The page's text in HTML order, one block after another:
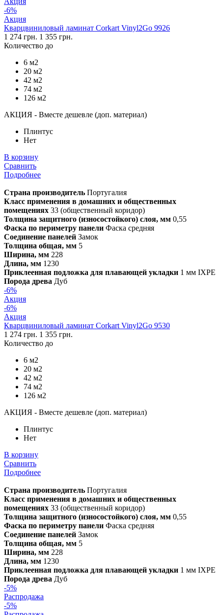
-6%
Акция
Кварцвиниловый ламинат Corkart Vinyl2Go 9926
1 274 грн. 1 355 грн.
Количество до
6 м2
20 м2
42 м2
74 м2
126 м2
АКЦИЯ - Вместе дешевле (доп. материал)
Плинтус
Нет
В корзину
Сравнить
Подробнее
Страна производитель Португалия
Класс применения в домашних и общественных
помещениях 33 (общественный коридор)
Толщина защитного (износостойкого) слоя, мм 0,55
Фаска по периметру панели Фаска средняя
Соединение панелей Замок
Толщина общая, мм 5
Ширина, мм 228
Длина, мм 1230
Приклеенная подложка для плавающей укладки 1 мм IXPE
Порода древа Дуб
-6%
Акция
-6%
Акция
Кварцвиниловый ламинат Corkart Vinyl2Go 9530
1 274 грн. 1 355 грн.
Количество до
6 м2
20 м2
42 м2
74 м2
126 м2
АКЦИЯ - Вместе дешевле (доп. материал)
Плинтус
Нет
В корзину
Сравнить
Подробнее
Страна производитель Португалия
Класс применения в домашних и общественных
помещениях 33 (общественный коридор)
Толщина защитного (износостойкого) слоя, мм 0,55
Фаска по периметру панели Фаска средняя
Соединение панелей Замок
Толщина общая, мм 5
Ширина, мм 228
Длина, мм 1230
Приклеенная подложка для плавающей укладки 1 мм IXPE
Порода древа Дуб
-5%
Распродажа
-5%